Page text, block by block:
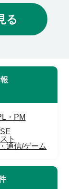
る
・PM
ト
通信/ゲーム